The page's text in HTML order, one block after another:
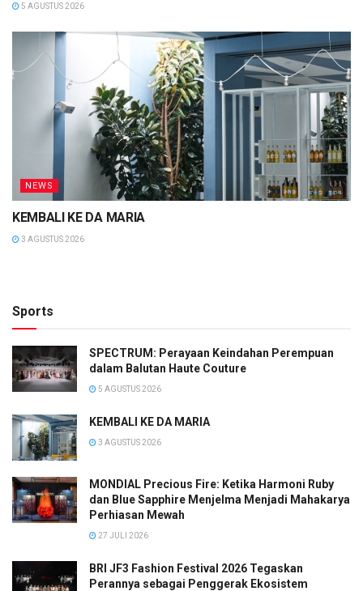
5 AGUSTUS 2026
NEWS
KEMBALI KE DA MARIA
3 AGUSTUS 2026
Sports
SPECTRUM: Perayaan Keindahan Perempuan
dalam Balutan Haute Couture
5 AGUSTUS 2026
KEMBALI KE DA MARIA
3 AGUSTUS 2026
MONDIAL Precious Fire: Ketika Harmoni Ruby
dan Blue Sapphire Menjelma Menjadi Mahakarya
Perhiasan Mewah
27 JULI 2026
BRI JF3 Fashion Festival 2026 Tegaskan
Perannya sebagai Penggerak Ekosistem